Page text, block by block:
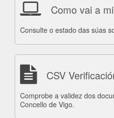
Como vai a
Consulte o estado das súas
CSV
Comprobe a validez dos
Concello de Vigo.